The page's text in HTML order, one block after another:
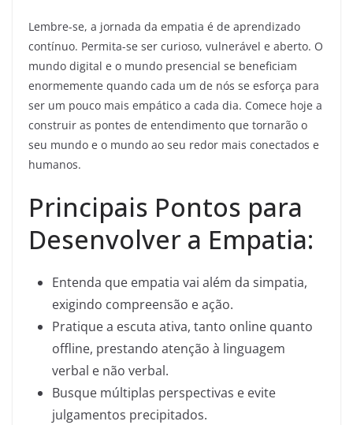
Lembre-se, a jornada da empatia é de aprendizado
contínuo. Permita-se ser curioso, vulnerável e aberto. O
mundo digital e o mundo presencial se beneficiam
enormemente quando cada um de nós se esforça para
ser um pouco mais empático a cada dia. Comece hoje a
construir as pontes de entendimento que tornarão o
seu mundo e o mundo ao seu redor mais conectados e
humanos.
Principais Pontos para
Desenvolver a Empatia:
Entenda que empatia vai além da simpatia,
exigindo compreensão e ação.
Pratique a escuta ativa, tanto online quanto
offline, prestando atenção à linguagem
verbal e não verbal.
Busque múltiplas perspectivas e evite
julgamentos precipitados.